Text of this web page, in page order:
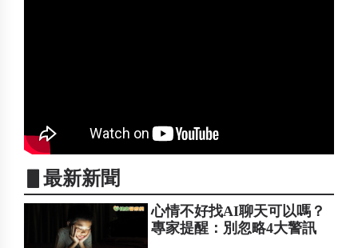
▋最新新聞
心情不好找AI聊天可以嗎？
專家提醒：別忽略4大警訊